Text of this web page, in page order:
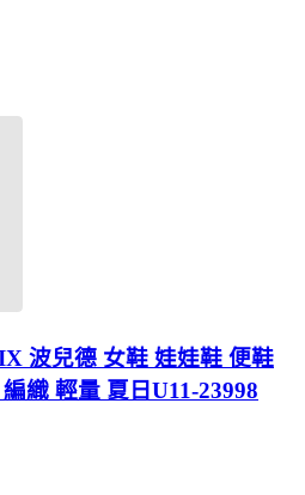
波兒德 女鞋 娃娃鞋 便鞋
織 輕量 夏日U11-23998